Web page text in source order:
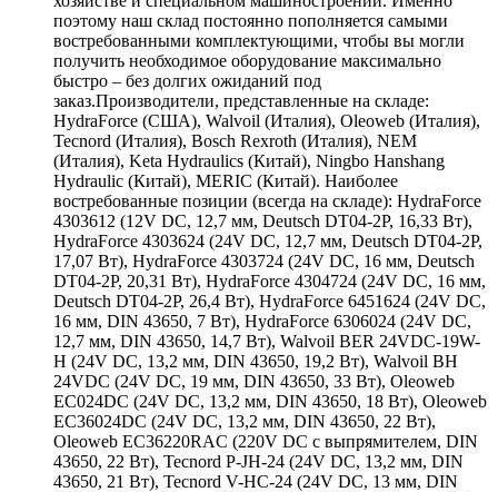
поэтому наш склад постоянно пополняется самыми
востребованными комплектующими, чтобы вы могли
получить необходимое оборудование максимально
быстро – без долгих ожиданий под
заказ.Производители, представленные на складе:
HydraForce (США), Walvoil (Италия), Oleoweb (Италия),
Tecnord (Италия), Bosch Rexroth (Италия), NEM
(Италия), Keta Hydraulics (Китай), Ningbo Hanshang
Hydraulic (Китай), MERIC (Китай). Наиболее
востребованные позиции (всегда на складе): HydraForce
4303612 (12V DC, 12,7 мм, Deutsch DT04-2P, 16,33 Вт),
HydraForce 4303624 (24V DC, 12,7 мм, Deutsch DT04-2P,
17,07 Вт), HydraForce 4303724 (24V DC, 16 мм, Deutsch
DT04-2P, 20,31 Вт), HydraForce 4304724 (24V DC, 16 мм,
Deutsch DT04-2P, 26,4 Вт), HydraForce 6451624 (24V DC,
16 мм, DIN 43650, 7 Вт), HydraForce 6306024 (24V DC,
12,7 мм, DIN 43650, 14,7 Вт), Walvoil BER 24VDC-19W-
H (24V DC, 13,2 мм, DIN 43650, 19,2 Вт), Walvoil BH
24VDC (24V DC, 19 мм, DIN 43650, 33 Вт), Oleoweb
EC024DC (24V DC, 13,2 мм, DIN 43650, 18 Вт), Oleoweb
EC36024DC (24V DC, 13,2 мм, DIN 43650, 22 Вт),
Oleoweb EC36220RAC (220V DC с выпрямителем, DIN
43650, 22 Вт), Tecnord P-JH-24 (24V DC, 13,2 мм, DIN
43650, 21 Вт), Tecnord V-HC-24 (24V DC, 13 мм, DIN